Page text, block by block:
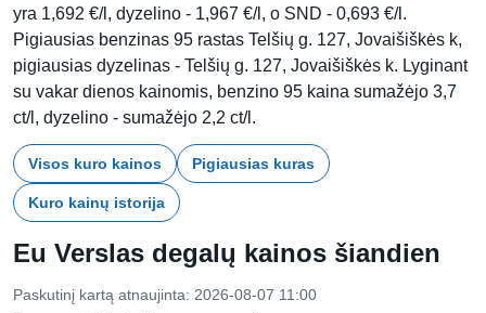
yra 1,692 €/l, dyzelino - 1,967 €/l, o SND - 0,693 €/l.
Pigiausias benzinas 95 rastas Telšių g. 127, Jovaišiškės k,
pigiausias dyzelinas - Telšių g. 127, Jovaišiškės k. Lyginant
su vakar dienos kainomis, benzino 95 kaina sumažėjo 3,7
ct/l, dyzelino - sumažėjo 2,2 ct/l.
Visos kuro kainos Pigiausias kuras
Kuro kainų istorija
Eu Verslas degalų kainos šiandien
Paskutinį kartą atnaujinta: 2026-08-07 11:00